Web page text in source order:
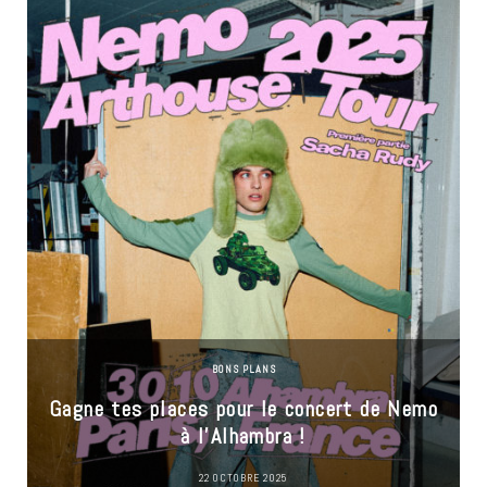
BONS PLANS
Gagne tes places pour le concert de Nemo
à l’Alhambra !
22 OCTOBRE 2025